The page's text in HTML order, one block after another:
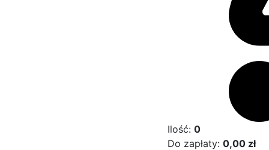
Ilość: 0
Do zapłaty: 0,00 zł